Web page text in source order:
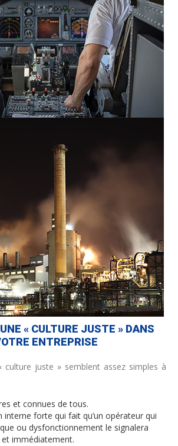
« CULTURE JUSTE » DANS
ENTREPRISE
culture juste » semblent assez simples à
et connues de tous.
interne forte qui fait qu’un opérateur qui
ou dysfonctionnement le signalera
immédiatement.